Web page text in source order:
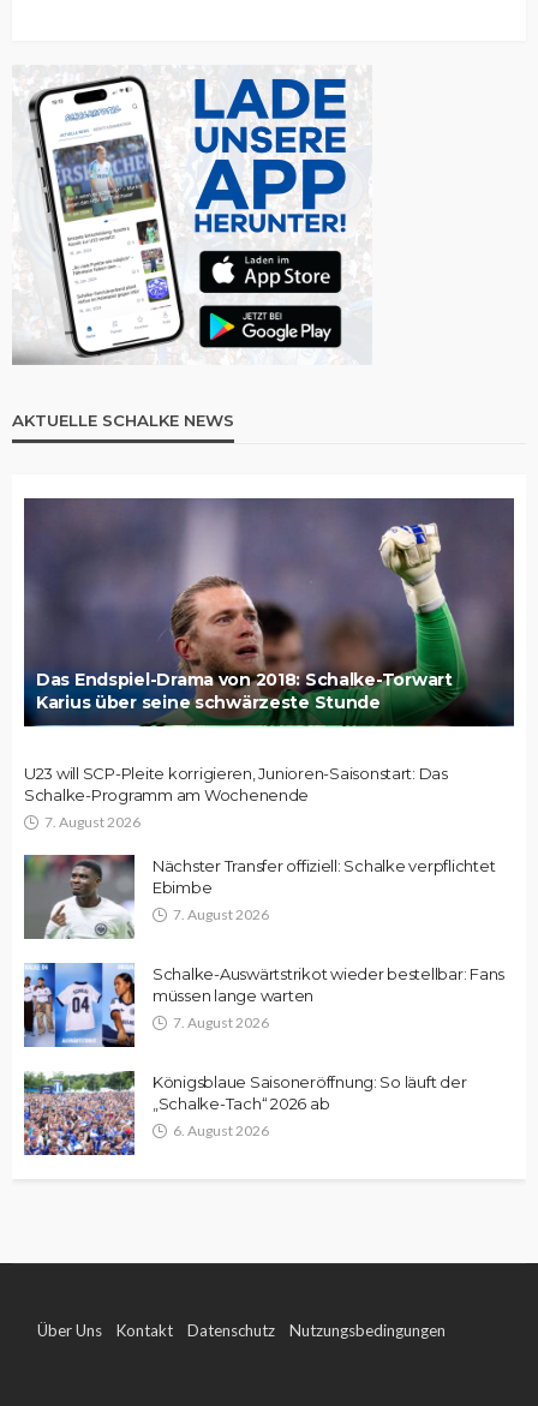
AKTUELLE SCHALKE NEWS
Das Endspiel-Drama von 2018: Schalke-Torwart
Karius über seine schwärzeste Stunde
U23 will SCP-Pleite korrigieren, Junioren-Saisonstart: Das
Schalke-Programm am Wochenende
7. August 2026
Nächster Transfer offiziell: Schalke verpflichtet
Ebimbe
7. August 2026
Schalke-Auswärtstrikot wieder bestellbar: Fans
müssen lange warten
7. August 2026
Königsblaue Saisoneröffnung: So läuft der
„Schalke-Tach“ 2026 ab
6. August 2026
Über Uns Kontakt Datenschutz Nutzungsbedingungen